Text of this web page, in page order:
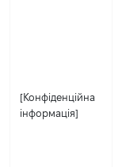
[Конфіденційна
інформація]